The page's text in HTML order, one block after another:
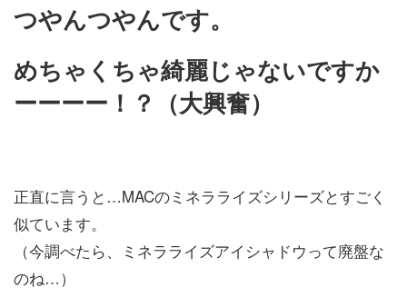
つやんつやんです。
めちゃくちゃ綺麗じゃないですか
ーーーー！？（大興奮）
正直に言うと…MACのミネラライズシリーズとすごく
似ています。
（今調べたら、ミネラライズアイシャドウって廃盤な
のね…）